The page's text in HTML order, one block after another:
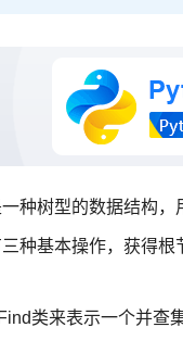
种树型的数据结构，
种基本操作，获得
类来表示一个并查